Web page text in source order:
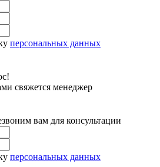
персональных данных
свяжется менеджер
вам для консультации
персональных данных